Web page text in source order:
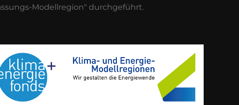
Modellregion" durchgeführt.